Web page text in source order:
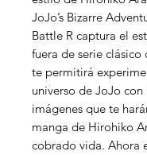
JoJo’s Bizarre
Battle R captura el
fuera de serie clásico
te permitirá
universo de JoJo
imágenes que te
manga de Hirohiko
cobrado vida. Ahora